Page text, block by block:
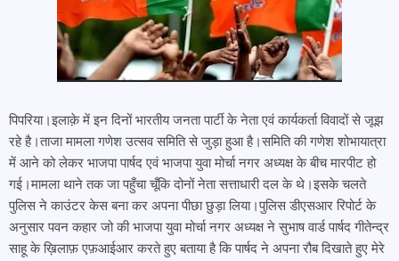
पिपरिया।इलाक़े में इन दिनों भारतीय जनता पार्टी के नेता एवं कार्यकर्ता विवादों से जूझ
रहे है।ताजा मामला गणेश उत्सव समिति से जुड़ा हुआ है।समिति की गणेश शोभायात्रा
में आने को लेकर भाजपा पार्षद एवं भाजपा युवा मोर्चा नगर अध्यक्ष के बीच मारपीट हो
गई।मामला थाने तक जा पहुँचा चूँकि दोनों नेता सत्ताधारी दल के थे।इसके चलते
पुलिस ने काउंटर केस बना कर अपना पीछा छुड़ा लिया।पुलिस डीएसआर रिपोर्ट के
अनुसार पवन कहार जो की भाजपा युवा मोर्चा नगर अध्यक्ष ने सुभाष वार्ड पार्षद गीतेन्द्र
साहू के ख़िलाफ़ एफ़आईआर करते हुए बताया है कि पार्षद ने अपना रौब दिखाते हुए मेरे